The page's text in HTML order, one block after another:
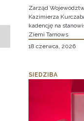
Zarząd
Kazimierza
kadencję na
Ziemi Tarnows
18 czerwca, 2026
SIEDZIBA